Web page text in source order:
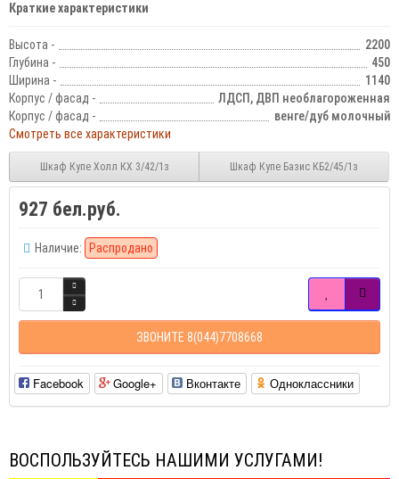
Краткие характеристики
Высота -
2200
Глубина -
450
Ширина -
1140
Корпус / фасад -
ЛДСП, ДВП необлагороженная
Корпус / фасад -
венге/дуб молочный
Смотреть все характеристики
Шкаф Купе Холл КХ 3/42/1з Шкаф Купе Базис КБ2/45/1з
927 бел.руб.
Наличие: Распродано
ЗВОНИТЕ 8(044)7708668
Facebook Google+ Вконтакте Одноклассники
ВОСПОЛЬЗУЙТЕСЬ НАШИМИ УСЛУГАМИ!